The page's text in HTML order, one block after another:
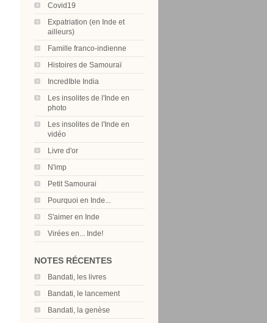
Covid19
Expatriation (en Inde et
ailleurs)
Famille franco-indienne
Histoires de Samouraï
IncredIble India
Les insolites de l'Inde en
photo
Les insolites de l'Inde en
vidéo
Livre d'or
N'imp
Petit Samourai
Pourquoi en Inde...
S'aimer en Inde
Virées en... Inde!
NOTES RÉCENTES
Bandati, les livres
Bandati, le lancement
Bandati, la genèse